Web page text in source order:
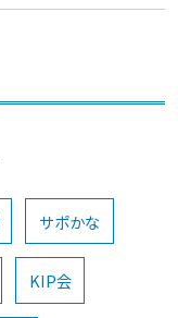
サポかな
KIP会